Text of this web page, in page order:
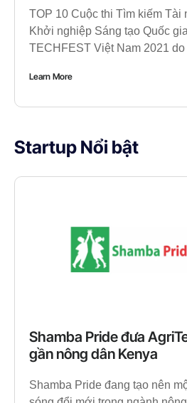
TOP 10 Cuộc thi Tìm kiếm Tài
Khởi nghiệp Sáng tạo Quốc gia
TECHFEST Việt Nam 2021 do
Learn More
Startup Nổi bật
Shamba Pride đưa
gần nông dân Kenya
Shamba Pride đang tạo nên